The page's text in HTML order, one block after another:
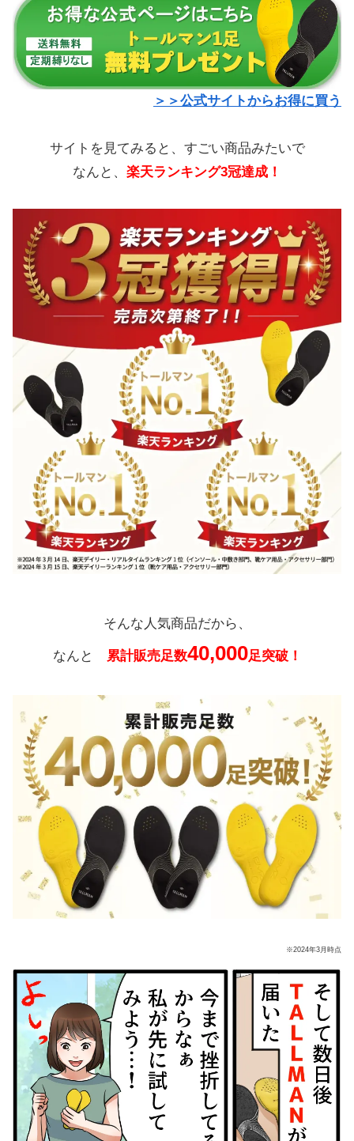
＞＞公式サイトからお得に買う
サイトを見てみると、すごい商品みたいで
なんと、 楽天ランキング3冠達成！
そんな人気商品だから、
なんと 累計販売足数40,000足突破！
※2024年3月時点